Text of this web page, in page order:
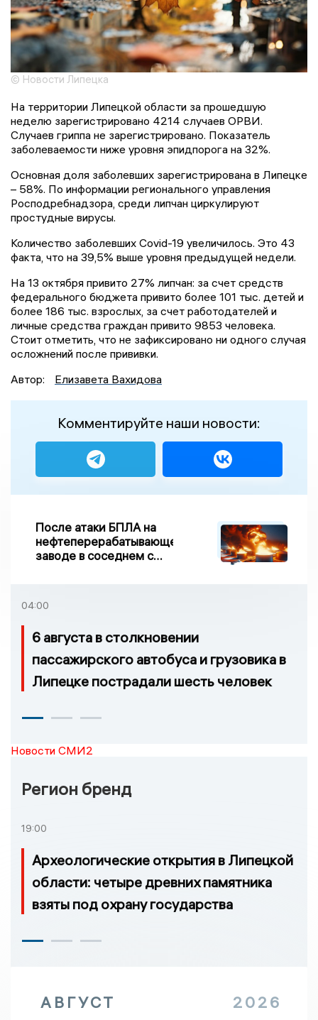
© Новости Липецка
На территории Липецкой области за прошедшую
неделю зарегистрировано 4214 случаев ОРВИ.
Случаев гриппа не зарегистрировано. Показатель
заболеваемости ниже уровня эпидпорога на 32%.
Основная доля заболевших зарегистрирована в Липецке
– 58%. По информации регионального управления
Росподребнадзора, среди липчан циркулируют
простудные вирусы.
Количество заболевших Covid-19 увеличилось. Это 43
факта, что на 39,5% выше уровня предыдущей недели.
На 13 октября привито 27% липчан: за счет средств
федерального бюджета привито более 101 тыс. детей и
более 186 тыс. взрослых, за счет работодателей и
личные средства граждан привито 9853 человека.
Стоит отметить, что не зафиксировано ни одного случая
осложнений после прививки.
Автор:
Елизавета Вахидова
Комментируйте наши новости:
После атаки БПЛА на
нефтеперерабатывающем
заводе в соседнем с
возгорание
04:00
6 августа в столкновении
пассажирского автобуса и грузовика в
Липецке пострадали шесть человек
Новости СМИ2
Регион бренд
19:00
Археологические открытия в Липецкой
области: четыре древних памятника
взяты под охрану государства
АВГУСТ 2026